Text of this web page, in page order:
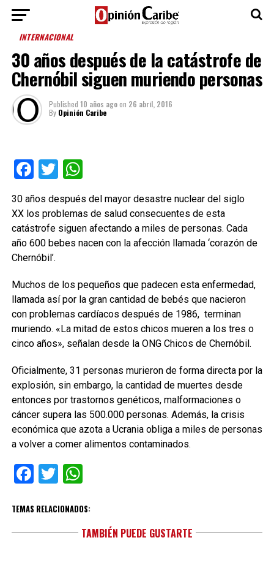
INTERNACIONAL
30 años después de la catástrofe de
Chernóbil siguen muriendo personas
Published 10 años agoon 26 abril, 2016
By Opinión Caribe
Facebook
TwitterWhatsApp
30 años después del mayor desastre nuclear del siglo
XX los problemas de salud consecuentes de esta
catástrofe siguen afectando a miles de personas. Cada
año 600 bebes nacen con la afección llamada ‘corazón de
Chernóbil’.
Muchos de los pequeños que padecen esta enfermedad,
llamada así por la gran cantidad de bebés que nacieron
con problemas cardíacos después de 1986, terminan
muriendo. «La mitad de estos chicos mueren a los tres o
cinco años», señalan desde la ONG Chicos de Chernóbil.
Oficialmente, 31 personas murieron de forma directa por la
explosión, sin embargo, la cantidad de muertes desde
entonces por trastornos genéticos, malformaciones o
cáncer supera las 500.000 personas. Además, la crisis
económica que azota a Ucrania obliga a miles de personas
a volver a comer alimentos contaminados.
Facebook
TwitterWhatsApp
TEMAS RELACIONADOS:
TAMBIÉN PUEDE GUSTARTE